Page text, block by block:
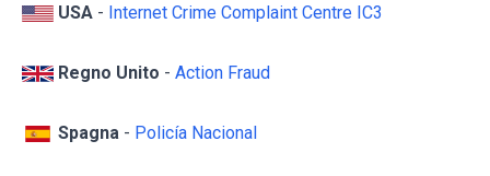
USA - Internet Crime Complaint Centre IC3
Regno Unito - Action Fraud
Spagna - Policía Nacional